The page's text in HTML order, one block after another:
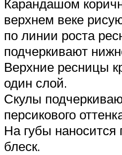
Карандашом
верхнем веке
по линии роста
подчеркивают
Верхние ресницы
один слой.
Скулы
персикового
На губы наносится
блеск.